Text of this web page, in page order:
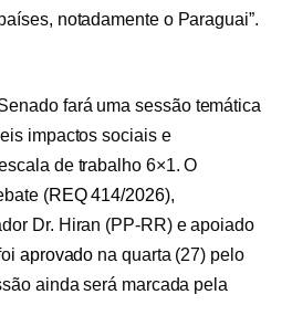
notadamente o Paraguai”.
fará uma sessão temática
impactos sociais e
de trabalho 6×1. O
(REQ 414/2026),
Dr. Hiran (PP-RR) e apoiado
aprovado na quarta (27) pelo
ainda será marcada pela